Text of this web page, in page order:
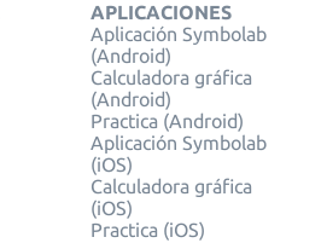
APLICACIONES
Aplicación Symbolab
(Android)
Calculadora gráfica
(Android)
Practica (Android)
Aplicación Symbolab
(iOS)
Calculadora gráfica
(iOS)
Practica (iOS)